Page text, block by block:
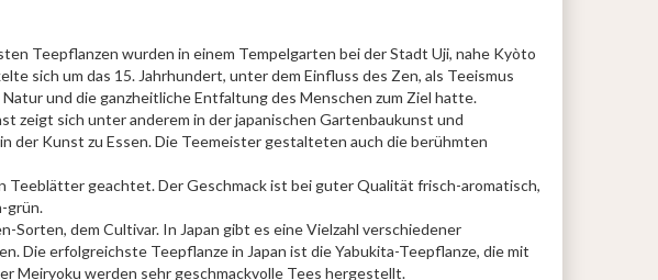
Teepflanzen wurden in einem Tempelgarten bei der Stadt Uji, nahe Kyòto
sich um das 15. Jahrhundert, unter dem Einfluss des Zen, als Teeismus
und die ganzheitliche Entfaltung des Menschen zum Ziel hatte.
zeigt sich unter anderem in der japanischen Gartenbaukunst und
der Kunst zu Essen. Die Teemeister gestalteten auch die berühmten
geachtet. Der Geschmack ist bei guter Qualität frisch-aromatisch,
grün.
Sorten, dem Cultivar. In Japan gibt es eine Vielzahl verschiedener
Die erfolgreichste Teepflanze in Japan ist die Yabukita-Teepflanze, die mit
Meiryoku werden sehr geschmackvolle Tees hergestellt.